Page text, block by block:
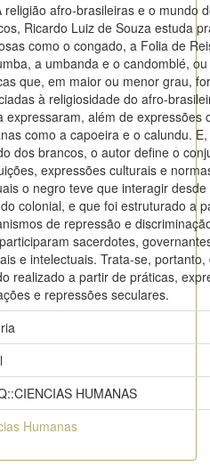
religião afro-brasileiras e o mundo
Ricardo Luiz de Souza estuda
como o congado, a Folia de
a umbanda e o candomblé,
que, em maior ou menor grau,
à religiosidade do afro-
expressaram, além de expressões
como a capoeira e o calundu.
dos brancos, o autor define o
expressões culturais e
o negro teve que interagir desde
colonial, e que foi estruturado a
de repressão e
sacerdotes,
e intelectuais. Trata-se, portanto,
realizado a partir de práticas,
e repressões seculares.
HUMANAS
Humanas